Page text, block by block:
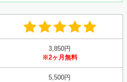
3,850円
※2ヶ月無料
5,500円